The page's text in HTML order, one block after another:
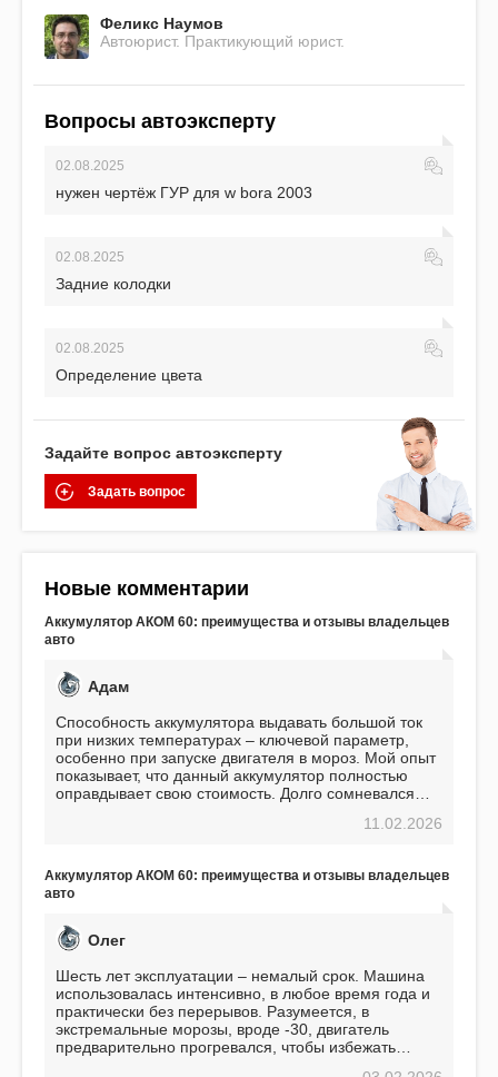
Феликс Наумов
Автоюрист. Практикующий юрист.
Вопросы автоэксперту
02.08.2025
нужен чертёж ГУР для w bora 2003
02.08.2025
Задние колодки
02.08.2025
Определение цвета
Задайте вопрос автоэксперту
Задать вопрос
Новые комментарии
Аккумулятор АКОМ 60: преимущества и отзывы владельцев
авто
Адам
Способность аккумулятора выдавать большой ток
при низких температурах – ключевой параметр,
особенно при запуске двигателя в мороз. Мой опыт
показывает, что данный аккумулятор полностью
оправдывает свою стоимость. Долго сомневался
пожалел. Считаю, что это отличное вложение,11.02.2026
Аккумулятор АКОМ 60: преимущества и отзывы владельцев
авто
Олег
Шесть лет эксплуатации – немалый срок. Машина
использовалась интенсивно, в любое время года и
практически без перерывов. Разумеется, в
экстремальные морозы, вроде -30, двигатель
предварительно прогревался, чтобы избежать